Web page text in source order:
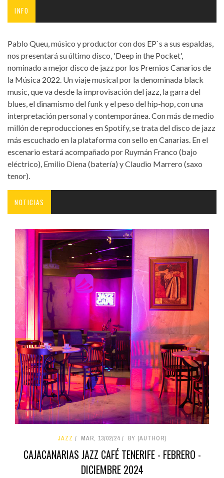
INFO
Pablo Queu, músico y productor con dos EP`s a sus espaldas,
nos presentará su último disco, 'Deep in the Pocket',
nominado a mejor disco de jazz por los Premios Canarios de
la Música 2022. Un viaje musical por la denominada black
music, que va desde la improvisación del jazz, la garra del
blues, el dinamismo del funk y el peso del hip-hop, con una
interpretación personal y contemporánea. Con más de medio
millón de reproducciones en Spotify, se trata del disco de jazz
más escuchado en la plataforma con sello en Canarias. En el
escenario estará acompañado por Ruymán Franco (bajo
eléctrico), Emilio Diena (batería) y Claudio Marrero (saxo
tenor).
NOTICIAS
JAZZ MAR, 13/02/24 BY [AUTHOR]
CAJACANARIAS JAZZ CAFÉ TENERIFE - FEBRERO -
DICIEMBRE 2024